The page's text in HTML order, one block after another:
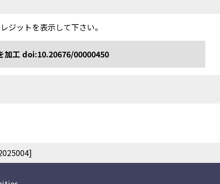
ジットを表示して下さい。
加工 doi:10.20676/00000450